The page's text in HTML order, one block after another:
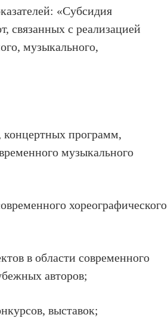
«Субсидия
связанных с реализацией
музыкального,
программ,
музыкального
хореографического
в области современного
авторов;
выставок;